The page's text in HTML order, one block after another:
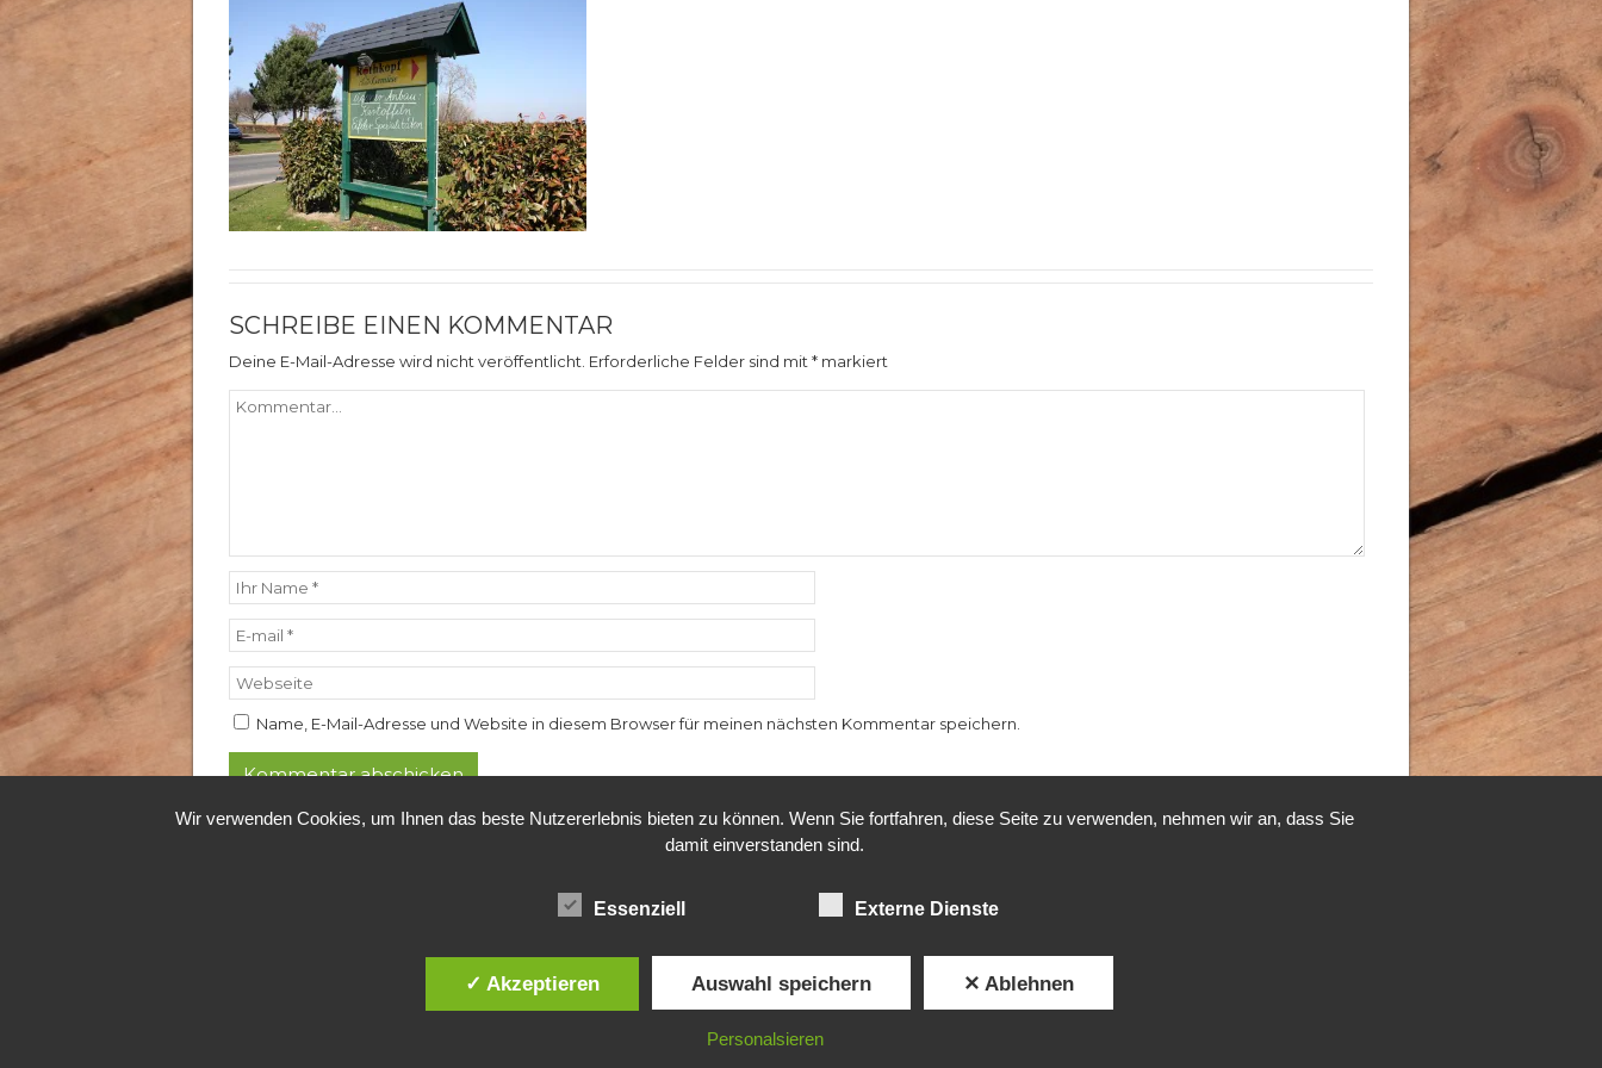
SCHREIBE EINEN KOMMENTAR
Deine E-Mail-Adresse wird nicht veröffentlicht. Erforderliche Felder sind mit* markiert
Name, E-Mail-Adresse und Website in diesem Browser für meinen nächsten Kommentar speichern.
© 2024 Rothkopf Hubertushof
Wir verwenden Cookies, um Ihnen das beste Nutzererlebnis bieten zu können. Wenn Sie fortfahren, diese Seite zu verwenden, nehmen wir an, dass Sie
damit einverstanden sind.
Essenziell Externe Dienste
✓ Akzeptieren Auswahl speichern ✕ Ablehnen
Personalsieren